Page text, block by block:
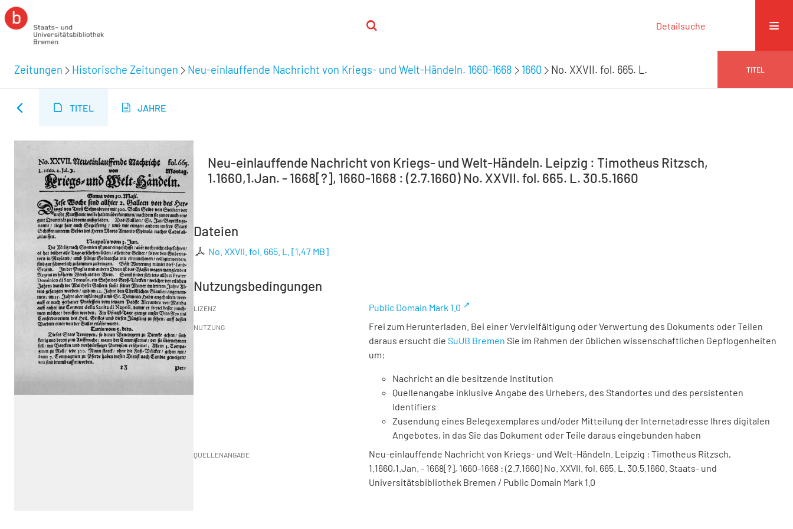
Detailsuche
Zeitungen Historische Zeitungen Neu-einlauffende Nachricht von Kriegs- und Welt-Händeln. 1660-1668 1660 No. XXVII. fol. 665. L. TITEL
TITEL JAHRE
Neu-einlauffende Nachricht von Kriegs- und Welt-Händeln. Leipzig : Timotheus Ritzsch,
1.1660,1.Jan. - 1668[?], 1660-1668 : (2.7.1660) No. XXVII. fol. 665. L. 30.5.1660
Dateien
No. XXVII. fol. 665. L. [1,47 MB]
Nutzungsbedingungen
LIZENZ Public Domain Mark 1.0
NUTZUNG
Frei zum Herunterladen. Bei einer Vervielfältigung oder Verwertung des Dokuments oder Teilen
daraus ersucht die SuUB Bremen Sie im Rahmen der üblichen wissenschaftlichen Gepflogenheiten
um:
Nachricht an die besitzende Institution
Quellenangabe inklusive Angabe des Urhebers, des Standortes und des persistenten
Identifiers
Zusendung eines Belegexemplares und/oder Mitteilung der Internetadresse Ihres digitalen
Angebotes, in das Sie das Dokument oder Teile daraus eingebunden haben
QUELLENANGABE
Neu-einlauffende Nachricht von Kriegs- und Welt-Händeln. Leipzig : Timotheus Ritzsch,
1.1660,1.Jan. - 1668[?], 1660-1668 : (2.7.1660) No. XXVII. fol. 665. L. 30.5.1660. Staats- und
Universitätsbibliothek Bremen / Public Domain Mark 1.0